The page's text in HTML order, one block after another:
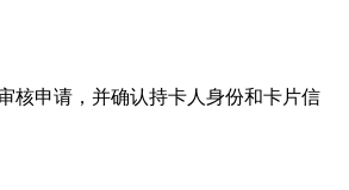
核申请，并确认持卡人身份和卡片信